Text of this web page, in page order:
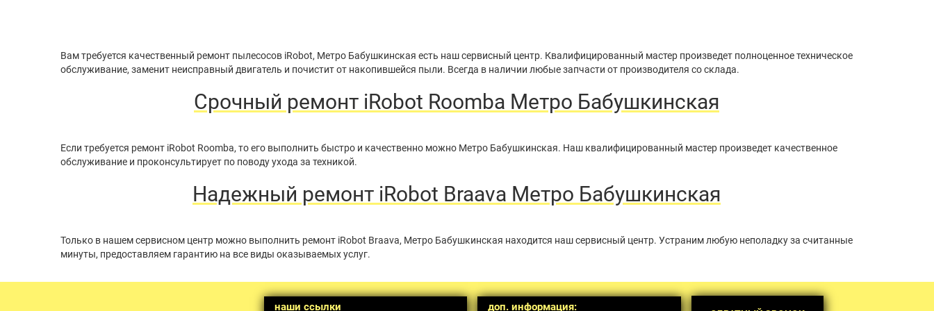
Вам требуется качественный ремонт пылесосов iRobot, Метро Бабушкинская есть наш сервисный центр. Квалифицированный мастер произведет полноценное техническое
обслуживание, заменит неисправный двигатель и почистит от накопившейся пыли. Всегда в наличии любые запчасти от производителя со склада.
Срочный ремонт iRobot Roomba Метро Бабушкинская
Если требуется ремонт iRobot Roomba, то его выполнить быстро и качественно можно Метро Бабушкинская. Наш квалифицированный мастер произведет качественное
обслуживание и проконсультирует по поводу ухода за техникой.
Надежный ремонт iRobot Braava Метро Бабушкинская
Только в нашем сервисном центр можно выполнить ремонт iRobot Braava, Метро Бабушкинская находится наш сервисный центр. Устраним любую неполадку за считанные
минуты, предоставляем гарантию на все виды оказываемых услуг.
наши ссылки доп. информация: